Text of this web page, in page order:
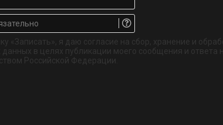
Email.
обязательно
«Записать», я даю согласие на сбор, хранение и
в целях публикации моего сообщения и ответа
Российской Федерации.